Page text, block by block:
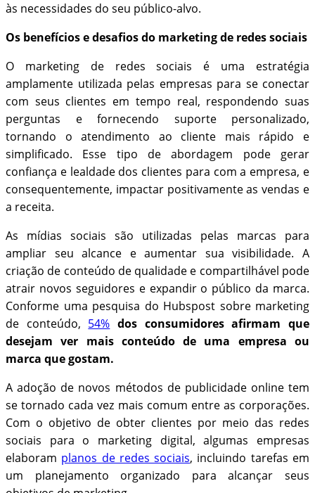
às necessidades do seu público-alvo.
Os benefícios e desafios do marketing de redes sociais
O marketing de redes sociais é uma estratégia
amplamente utilizada pelas empresas para se conectar
com seus clientes em tempo real, respondendo suas
perguntas e fornecendo suporte personalizado,
tornando o atendimento ao cliente mais rápido e
simplificado. Esse tipo de abordagem pode gerar
confiança e lealdade dos clientes para com a empresa, e
consequentemente, impactar positivamente as vendas e
a receita.
As mídias sociais são utilizadas pelas marcas para
ampliar seu alcance e aumentar sua visibilidade. A
criação de conteúdo de qualidade e compartilhável pode
atrair novos seguidores e expandir o público da marca.
Conforme uma pesquisa do Hubspost sobre marketing
de conteúdo, 54% dos consumidores afirmam que
desejam ver mais conteúdo de uma empresa ou
marca que gostam.
A adoção de novos métodos de publicidade online tem
se tornado cada vez mais comum entre as corporações.
Com o objetivo de obter clientes por meio das redes
sociais para o marketing digital, algumas empresas
elaboram planos de redes sociais, incluindo tarefas em
um planejamento organizado para alcançar seus